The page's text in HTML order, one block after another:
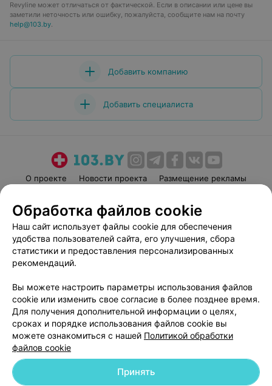
Revyline может отличаться от фактической. Если в описании или цене вы
заметили неточность или ошибку, пожалуйста, сообщите нам на почту
help@103.by.
Добавить компанию
Добавить специалиста
О проекте Новости проекта
Размещение рекламы
Пользовательское соглашение
Способы оплаты
Вакансии
Партнеры
Написать руководителю 103.by
Обработка персональных данных
© 2026 ООО «Артокс Лаб», УНП 191700409 | 220012, Республика Беларусь,
Обработка файлов cookie
Наш сайт использует файлы cookie для обеспечения
удобства пользователей сайта, его улучшения, сбора
статистики и предоставления персонализированных
рекомендаций.
Вы можете настроить параметры использования файлов
cookie или изменить свое согласие в более позднее время.
Для получения дополнительной информации о целях,
сроках и порядке использования файлов cookie вы
можете ознакомиться с нашей Политикой обработки
файлов cookie
Принять